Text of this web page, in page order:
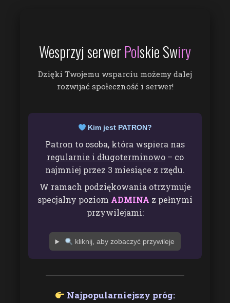
Wesprzyj serwer Polskie Swiry
Dzięki Twojemu wsparciu możemy dalej
rozwijać społeczność i serwer!
Kim jest PATRON?
Patron to osoba, która wspiera nas
regularnie i długoterminowo– co
najmniej przez 3 miesiące z rzędu.
W ramach podziękowania otrzymuje
specjalny poziom ADMINA z pełnymi
przywilejami:
kliknij, aby zobaczyć przywileje
Najpopularniejszy próg: